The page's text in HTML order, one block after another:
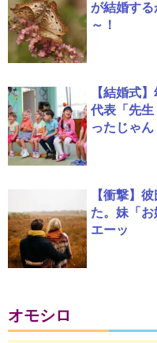
が結婚す
～！
【結婚式
代表「先
ったじゃん
【衝撃】
た。妹「お
エーッ
オモシロ